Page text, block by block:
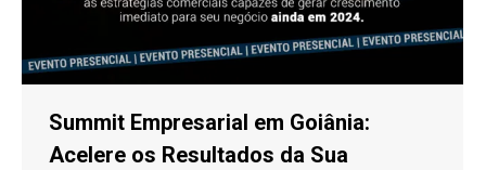
Summit Empresarial em Goiânia:
Acelere os Resultados da Sua